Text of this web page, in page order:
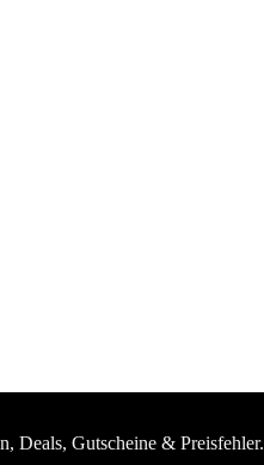
Deals, Gutscheine & Preisfehler.